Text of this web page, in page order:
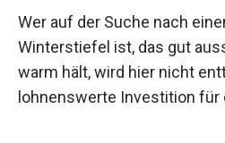
Wer auf der Suche nach
Winterstiefel ist, das gut
warm hält, wird hier nicht
lohnenswerte Investition für